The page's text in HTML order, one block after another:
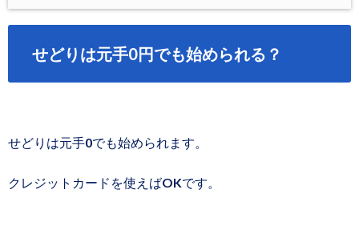
せどりは元手0円でも始められる？
せどりは元手0でも始められます。
クレジットカードを使えばOKです。